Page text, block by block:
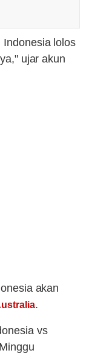
lolos
ujar akun
akan
.
vs